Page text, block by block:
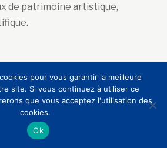
de patrimoine artistique,
pour vous garantir la meilleure
site. Si vous continuez à utiliser ce
que vous acceptez l'utilisation des
cookies.
Ok